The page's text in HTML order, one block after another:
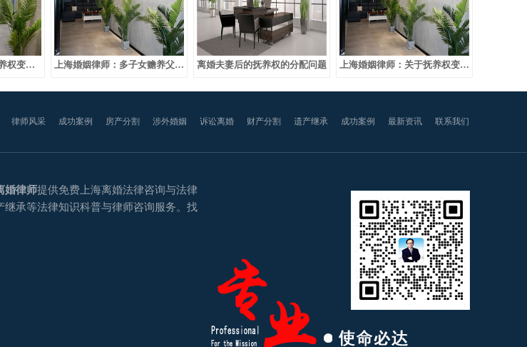
上海离婚律师:关于抚养权变更的条件问题 上海婚姻律师：多子女赡养父母纠纷问题 离婚夫妻后的抚养权的分配问题 上海婚姻律师：关于抚养权变更问题的处理
律师风采 成功案例 房产分割 涉外婚姻 诉讼离婚 财产分割 遗产继承 成功案例 最新资讯 联系我们
婚律师提供免费上海离婚法律咨询与法律
承等法律知识科普与律师咨询服务。找